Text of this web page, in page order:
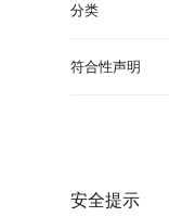
分类
符合性声明
安全提示